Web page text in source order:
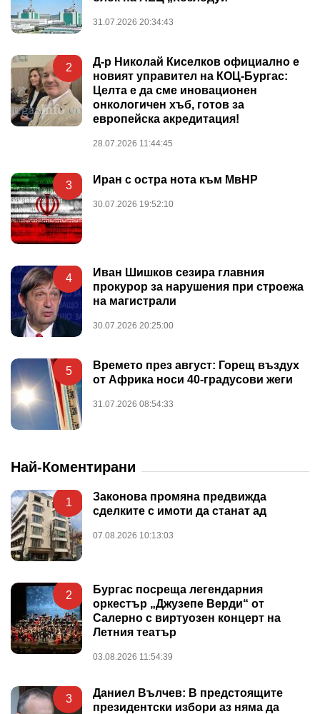
31.07.2026 20:34:43
2
Д-р Николай Киселков официално е
новият управител на КОЦ-Бургас:
Целта е да сме иновационен
онкологичен хъб, готов за
европейска акредитация!
28.07.2026 11:44:45
3 Иран с остра нота към МвНР
30.07.2026 19:52:10
4
Иван Шишков сезира главния
прокурор за нарушения при строежа
на магистрали
30.07.2026 20:25:00
5
Времето през август: Горещ въздух
от Африка носи 40-градусови жеги
31.07.2026 08:54:33
Най-Коментирани
1
Законова промяна предвижда
сделките с имоти да станат ад
07.08.2026 10:13:03
2
Бургас посреща легендарния
оркестър „Джузепе Верди“ от
Салерно с виртуозен концерт на
Летния театър
03.08.2026 11:54:39
3
Даниел Вълчев: В предстоящите
президентски избори аз няма да